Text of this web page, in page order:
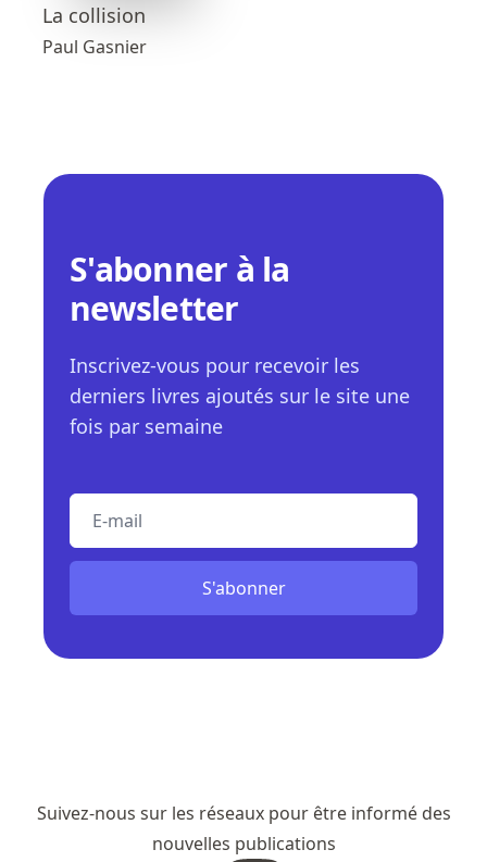
La collision
Paul Gasnier
S'abonner à la
newsletter
Inscrivez-vous pour recevoir les
derniers livres ajoutés sur le site une
fois par semaine
S'abonner
Suivez-nous sur les réseaux pour être informé des
nouvelles publications